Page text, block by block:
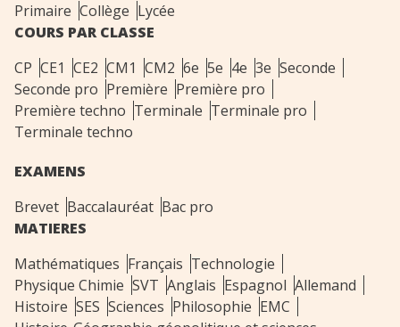
Primaire Collège Lycée
COURS PAR CLASSE
CP CE1 CE2 CM1 CM2 6e 5e 4e 3e Seconde
Seconde pro Première Première pro
Première techno Terminale Terminale pro
Terminale techno
EXAMENS
Brevet Baccalauréat Bac pro
MATIERES
Mathématiques Français Technologie
Physique Chimie SVT Anglais Espagnol Allemand
Histoire SES Sciences Philosophie EMC